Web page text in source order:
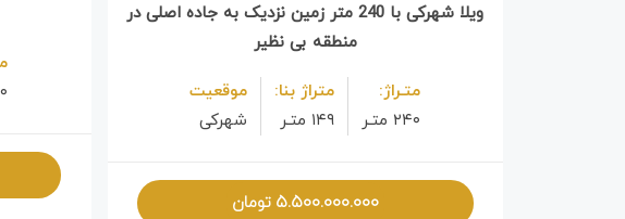
ویلا شهرکی با 240 متر زمین نزدیک به جاده اصلی در
منطقه بی نظیر
متـراژ:
۲۴۰ متـر
متراژ بنا:
۱۴۹ متـر
موقعیت
شهرکی
۵.۵۰۰.۰۰۰.۰۰۰ تومان